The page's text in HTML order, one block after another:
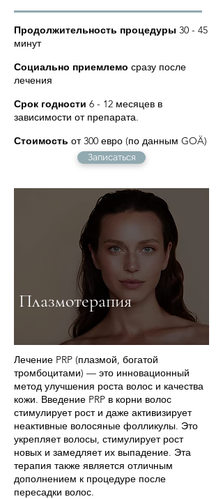
Продолжительность процедуры 30 - 45
минут
Социально приемлемо сразу после
лечения
Срок годности 6 - 12 месяцев в
зависимости от препарата.
Стоимость от 300 евро (по данным GOÄ)
Записаться
Плазмотерапия
Лечение PRP (плазмой, богатой
тромбоцитами) — это инновационный
метод улучшения роста волос и качества
кожи. Введение PRP в корни волос
стимулирует рост и даже активизирует
неактивные волосяные фолликулы. Это
укрепляет волосы, стимулирует рост
новых и замедляет их выпадение. Эта
терапия также является отличным
дополнением к процедуре после
пересадки волос.